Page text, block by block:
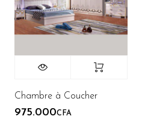
Chambre à Coucher
975.000CFA